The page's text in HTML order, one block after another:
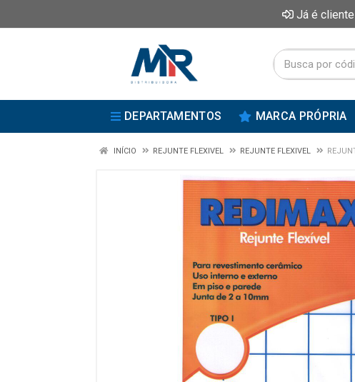
Já é
DEPARTAMENTOS MARCA PRÓPRIA
INÍCIO REJUNTE FLEXIVEL REJUNTE FLEXIVEL